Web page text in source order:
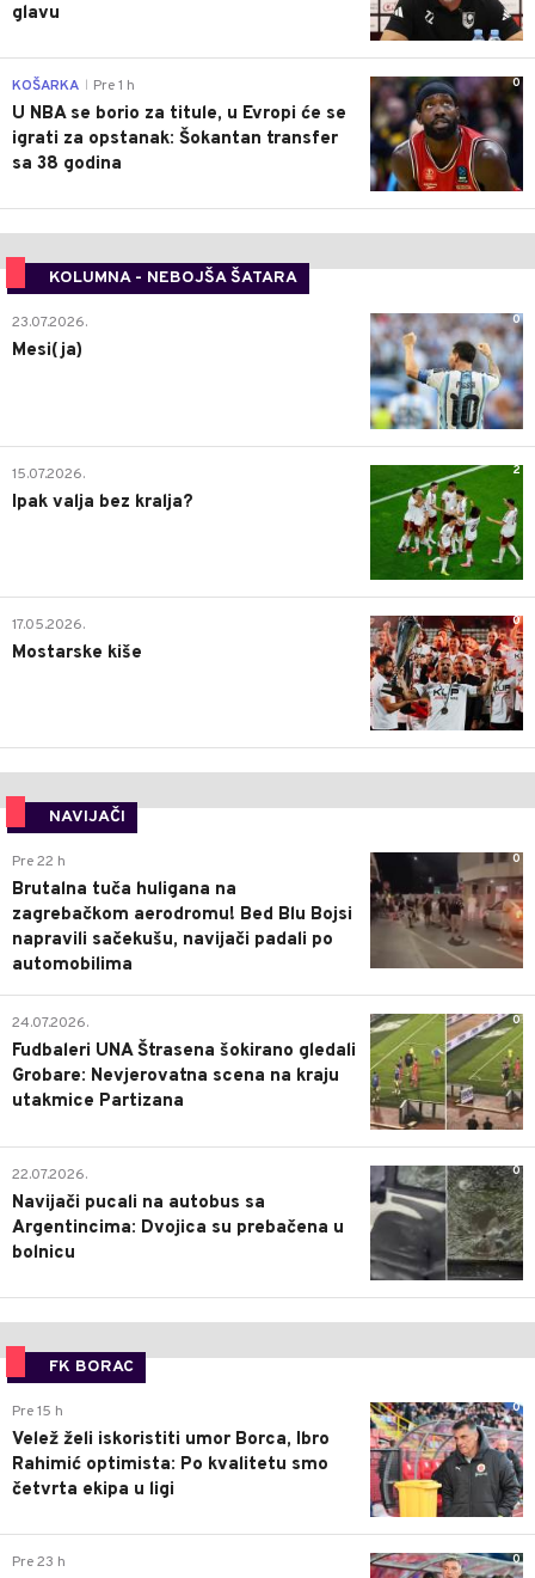
glavu
0
KOŠARKA Pre 1 h
U NBA se borio za titule, u Evropi će se
igrati za opstanak: Šokantan transfer
sa 38 godina
KOLUMNA - NEBOJŠA ŠATARA
0
23.07.2026.
Mesi(ja)
2
15.07.2026.
Ipak valja bez kralja?
0
17.05.2026.
Mostarske kiše
NAVIJAČI
0
Pre 22 h
Brutalna tuča huligana na
zagrebačkom aerodromu! Bed Blu Bojsi
napravili sačekušu, navijači padali po
automobilima
0
24.07.2026.
Fudbaleri UNA Štrasena šokirano gledali
Grobare: Nevjerovatna scena na kraju
utakmice Partizana
0
22.07.2026.
Navijači pucali na autobus sa
Argentincima: Dvojica su prebačena u
bolnicu
FK BORAC
0
Pre 15 h
Velež želi iskoristiti umor Borca, Ibro
Rahimić optimista: Po kvalitetu smo
četvrta ekipa u ligi
0
Pre 23 h